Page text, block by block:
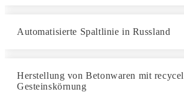
Automatisierte Spaltlinie in Russland
Herstellung von Betonwaren mit
Gesteinskörnung